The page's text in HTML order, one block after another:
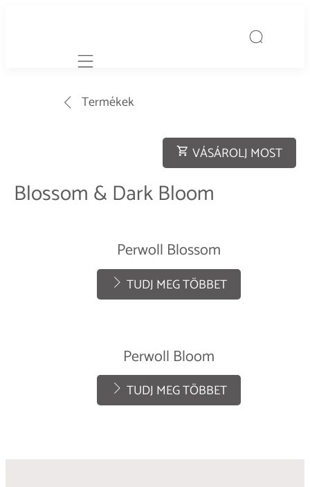
Mobile navigation
Termékek
VÁSÁROLJ MOST
Blossom & Dark Bloom
Perwoll Blossom
TUDJ MEG TÖBBET
Perwoll Bloom
TUDJ MEG TÖBBET